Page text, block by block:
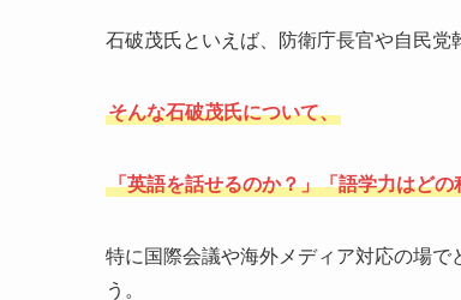
石破茂氏といえば、防衛庁長官や自民党
そんな石破茂氏について、
「英語を話せるのか？」「語学力はど
特に国際会議や海外メディア対応の場
う。